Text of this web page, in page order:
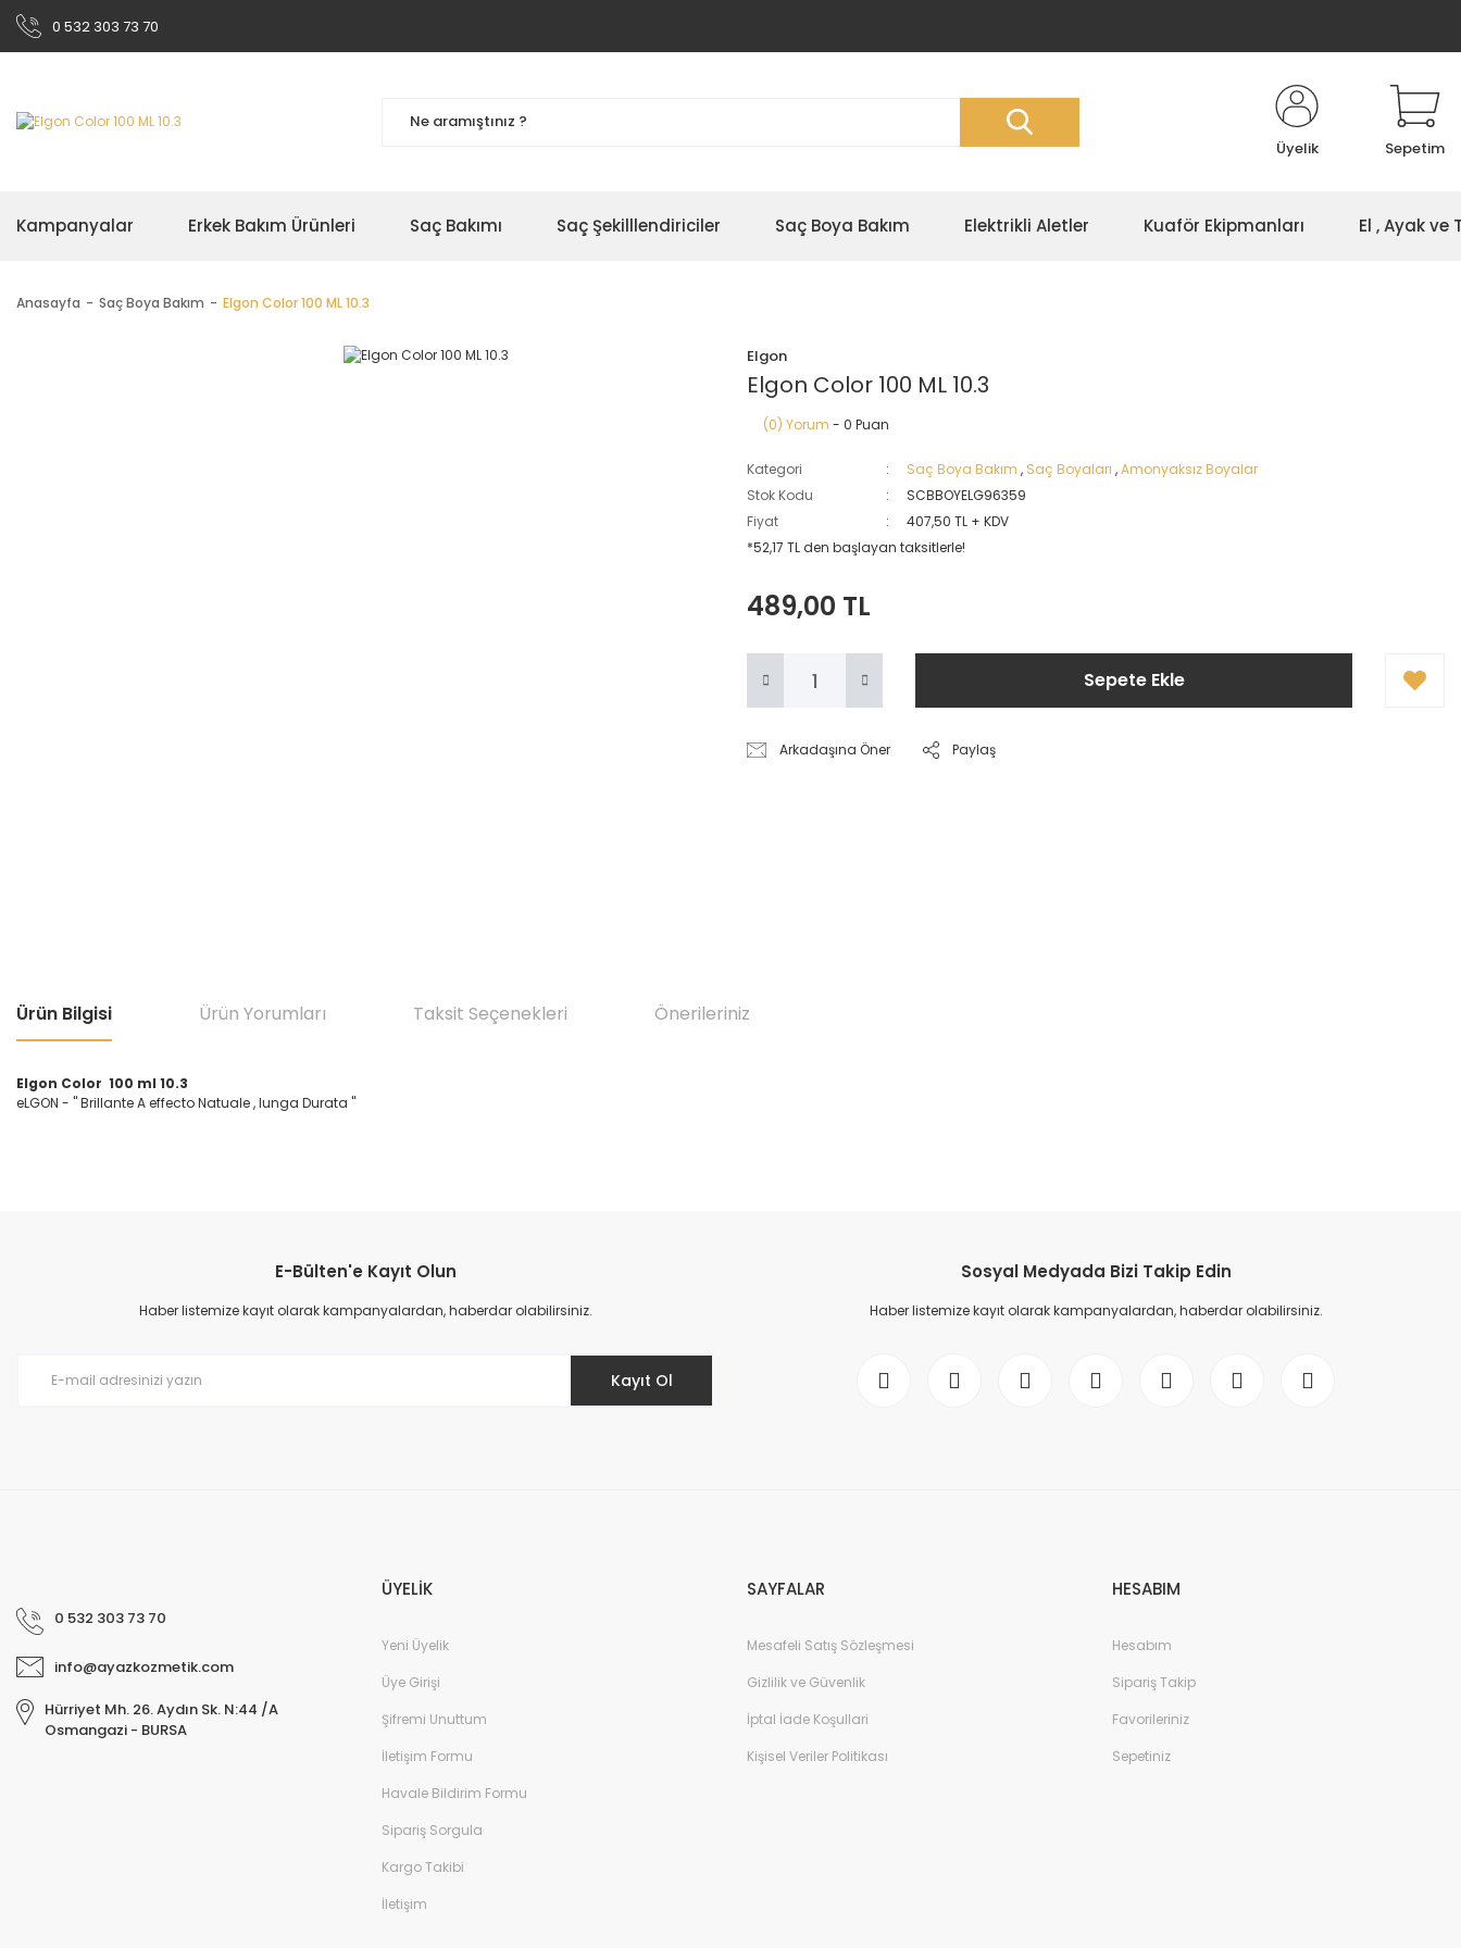
0 532 303 73 70
Üyelik Sepetim
Kampanyalar Erkek Bakım Ürünleri Saç Bakımı Saç Şekilllendiriciler Saç Boya Bakım Elektrikli Aletler Kuaför Ekipmanları El , Ayak ve
Anasayfa Saç Boya Bakım Elgon Color 100 ML 10.3
Elgon
Elgon Color 100 ML 10.3
(0) Yorum - 0 Puan
Kategori Saç Boya Bakım , Saç Boyaları ,Amonyaksız Boyalar
Stok Kodu
SCBBOYELG96359
Fiyat
407,50 TL + KDV
*52,17 TL den başlayan taksitlerle!
489,00 TL
Sepete Ekle
Arkadaşına Öner Paylaş
Ürün Bilgisi Ürün Yorumları Taksit Seçenekleri Önerileriniz
Elgon Color 100 ml 10.3
eLGON - '' Brillante A effecto Natuale , lunga Durata ''
Ürün resmi kalitesiz, bozuk veya görüntülenemiyor.
Ürün açıklamasında eksik bilgiler bulunuyor.
E-Bülten'e Kayıt Olun
Haber listemize kayıt olarak kampanyalardan, haberdar olabilirsiniz.
Kayıt Ol
Sosyal Medyada Bizi Takip Edin
Haber listemize kayıt olarak kampanyalardan, haberdar olabilirsiniz.
0 532 303 73 70
info@ayazkozmetik.com
Hürriyet Mh. 26. Aydın Sk. N:44 /A
Osmangazi - BURSA
ÜYELİK
Yeni Üyelik
Üye Girişi
Şifremi Unuttum
İletişim Formu
Havale Bildirim Formu
Sipariş Sorgula
Kargo Takibi
İletişim
SAYFALAR
Mesafeli Satış Sözleşmesi
Gizlilik ve Güvenlik
İptal İade Koşullari
Kişisel Veriler Politikası
HESABIM
Hesabım
Sipariş Takip
Favorileriniz
Sepetiniz